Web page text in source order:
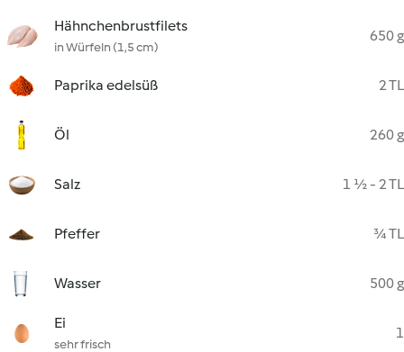
Hähnchenbrustfilets
in Würfeln (1,5 cm)
650 g
Paprika edelsüß 2 TL
Öl 260 g
Salz 1 ½ - 2 TL
Pfeffer ¾ TL
Wasser 500 g
Ei
sehr frisch
1